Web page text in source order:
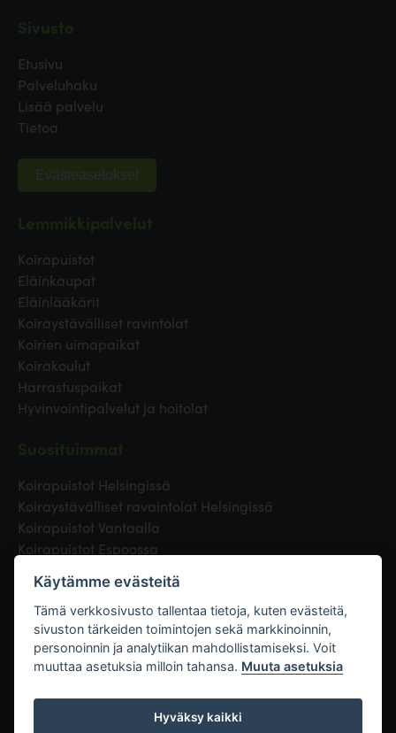
Etusivu
Palveluhaku
Lisää palvelu
Tietoa
Evästeasetukset
Koirapuistot
Eläinkaupat
Eläinlääkärit
Koiraystävälliset ravintolat
Koirien uimapaikat
Koirakoulut
Harrastuspaikat
Hyvinvointipalvelut ja hoitolat
Koirapuistot Helsingissä
Koiraystävälliset ravaintolat Helsingissä
Koirapuistot Vantaalla
Koirapuistot Espoossa
Eläinlääkäri Helsingissä
Koirapuistot Tampereella
Linkit
Käytämme evästeitä
Tämä verkkosivusto tallentaa tietoja, kuten evästeitä,
sivuston tärkeiden toimintojen sekä markkinoinnin,
personoinnin ja analytiikan mahdollistamiseksi. Voit
muuttaa asetuksia milloin tahansa. Muuta asetuksia
Hyväksy kaikki